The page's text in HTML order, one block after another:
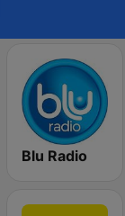
Blu Radio